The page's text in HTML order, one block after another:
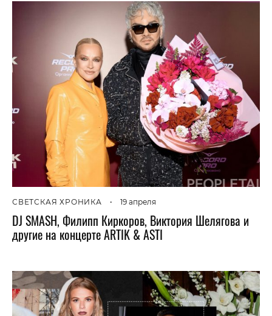
СВЕТСКАЯ ХРОНИКА • 19 апреля
DJ SMASH, Филипп Киркоров, Виктория Шелягова и
другие на концерте ARTIK & ASTI